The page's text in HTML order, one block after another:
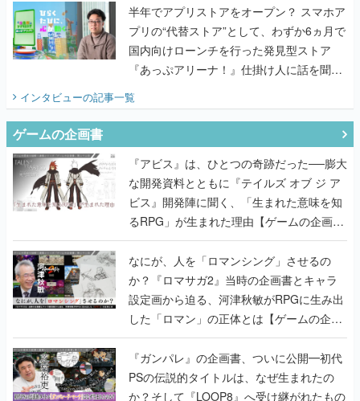
半年でアプリストアをオープン？ スマホア
プリの“代替ストア”として、わずか6ヵ月で
国内向けローンチを行った発見型ストア
『あっぷアリーナ！』仕掛け人に話を聞い
インタビューの記事一覧
ゲームの企画書
『アビス』は、ひとつの奇跡だった──膨大
な開発資料とともに『テイルズ オブ ジ ア
ビス』開発陣に聞く、「生まれた意味を知
るRPG」が生まれた理由【ゲームの企画
書】
なにが、人を「ロマンシング」させるの
か？『ロマサガ2』当時の企画書とキャラ
設定画から迫る、河津秋敏がRPGに生み出
した「ロマン」の正体とは【ゲームの企画
書】
『ガンパレ』の企画書、ついに公開━初代
PSの伝説的タイトルは、なぜ生まれたの
か？そして『LOOP8』へ受け継がれたもの